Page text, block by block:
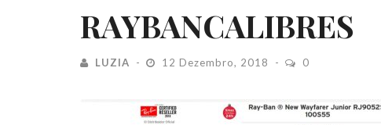
RAYBANCALIBRES
LUZIA 12 Dezembro, 2018 0